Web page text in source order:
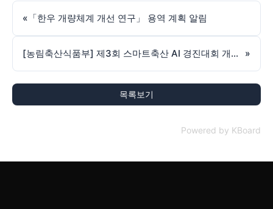
« 「한우 개량체계 개선 연구」 용역 계획 알림
[농림축산식품부] 제3회 스마트축산 AI 경진대회 개최 안내 »
목록보기
Powered by KBoard